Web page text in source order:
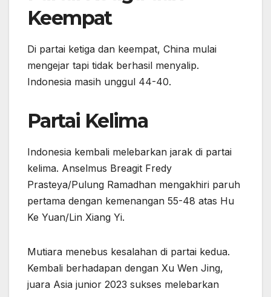
Keempat
Di partai ketiga dan keempat, China mulai
mengejar tapi tidak berhasil menyalip.
Indonesia masih unggul 44-40.
Partai Kelima
Indonesia kembali melebarkan jarak di partai
kelima. Anselmus Breagit Fredy
Prasteya/Pulung Ramadhan mengakhiri paruh
pertama dengan kemenangan 55-48 atas Hu
Ke Yuan/Lin Xiang Yi.
Mutiara menebus kesalahan di partai kedua.
Kembali berhadapan dengan Xu Wen Jing,
juara Asia junior 2023 sukses melebarkan